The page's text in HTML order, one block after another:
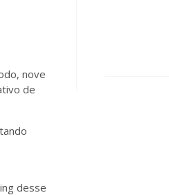
nove
de
desse